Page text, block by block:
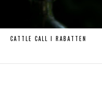
CATTLE CALL I RABATTEN